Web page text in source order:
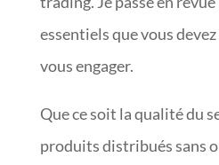
essentiels que vous
vous engager.
Que ce soit la qualité du
produits distribués sans